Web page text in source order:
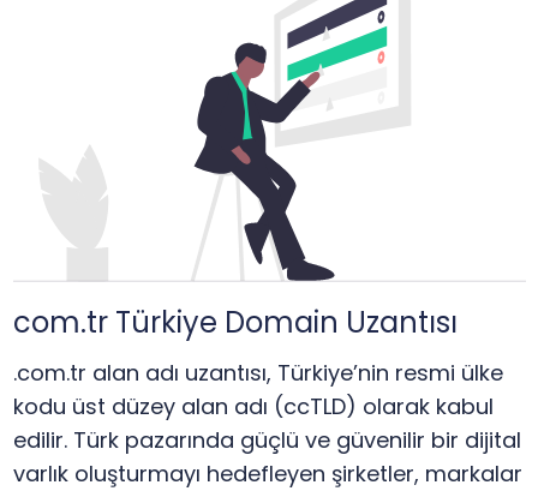
com.tr Türkiye Domain Uzantısı
.com.tr alan adı uzantısı, Türkiye’nin resmi ülke
kodu üst düzey alan adı (ccTLD) olarak kabul
edilir. Türk pazarında güçlü ve güvenilir bir dijital
varlık oluşturmayı hedefleyen şirketler, markalar